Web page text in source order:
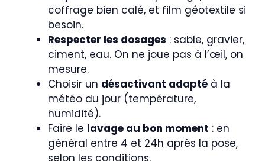
coffrage bien calé, et film géotextile si
besoin.
Respecter les dosages : sable, gravier,
ciment, eau. On ne joue pas à l’œil, on
mesure.
Choisir un désactivant adapté à la
météo du jour (température,
humidité).
Faire le lavage au bon moment : en
général entre 4 et 24h après la pose,
selon les conditions.